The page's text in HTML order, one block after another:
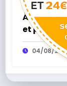
Infos
À La
et
protéger
04/08/